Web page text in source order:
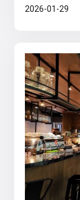
2026-01-29